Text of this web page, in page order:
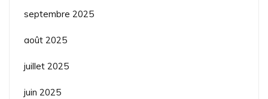
septembre 2025
août 2025
juillet 2025
juin 2025